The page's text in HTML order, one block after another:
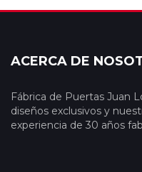
ACERCA DE
Fábrica de Puertas Juan
diseños exclusivos y
experiencia de 30 años